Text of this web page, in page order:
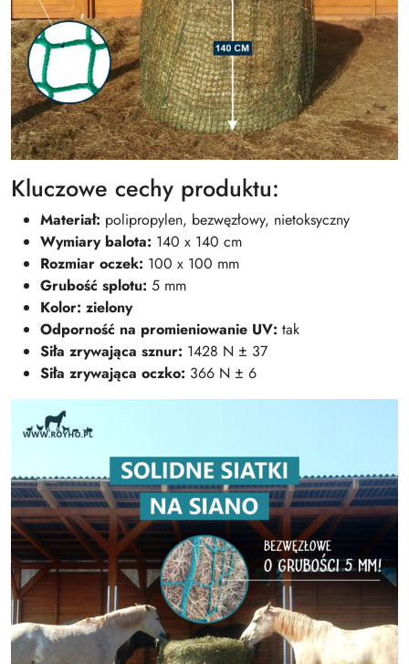
Kluczowe cechy produktu:
Materiał: polipropylen, bezwęzłowy, nietoksyczny
Wymiary balota: 140 x 140 cm
Rozmiar oczek: 100 x 100 mm
Grubość splotu: 5 mm
Kolor: zielony
Odporność na promieniowanie UV: tak
Siła zrywająca sznur: 1428 N ± 37
Siła zrywająca oczko: 366 N ± 6